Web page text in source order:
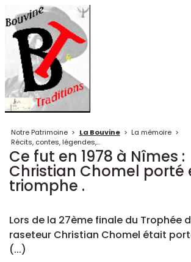
Notre Patrimoine > La Bouvine > La mémoire >
Récits, contes, légendes,...
Ce fut en 1978 à Nîmes :
Christian Chomel porté
triomphe .
Lors de la 27ème finale du Trophée
raseteur Christian Chomel était
(...)